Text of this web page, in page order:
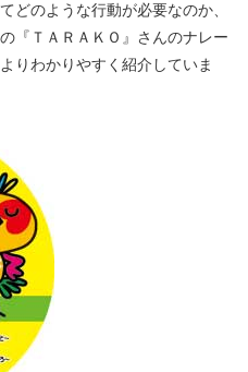
のような行動が必要なのか、
『ＴＡＲＡＫＯ』さんのナレー
りわかりやすく紹介していま